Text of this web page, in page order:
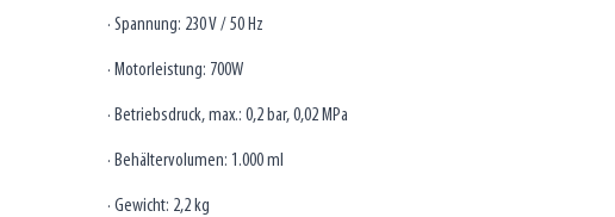
· Spannung: 230 V / 50 Hz
· Motorleistung: 700W
· Betriebsdruck, max.: 0,2 bar, 0,02 MPa
· Behältervolumen: 1.000 ml
· Gewicht: 2,2 kg